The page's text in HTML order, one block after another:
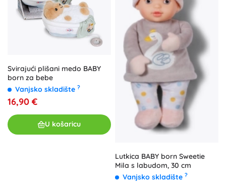
Svirajući plišani medo BABY
born za bebe
Vanjsko skladište ?
16,90 €
U košaricu
Lutkica BABY born Sweetie
Mila s labudom, 30 cm
Vanjsko skladište ?